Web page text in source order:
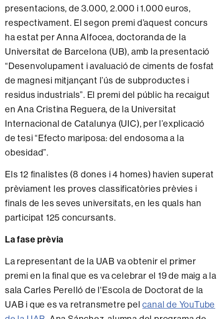
presentacions, de 3.000, 2.000 i 1.000 euros,
respectivament. El segon premi d’aquest concurs
ha estat per Anna Alfocea, doctoranda de la
Universitat de Barcelona (UB), amb la presentació
“Desenvolupament i avaluació de ciments de fosfat
de magnesi mitjançant l’ús de subproductes i
residus industrials”. El premi del públic ha recaigut
en Ana Cristina Reguera, de la Universitat
Internacional de Catalunya (UIC), per l’explicació
de tesi “Efecto mariposa: del endosoma a la
obesidad”.
Els 12 finalistes (8 dones i 4 homes) havien superat
prèviament les proves classificatòries prèvies i
finals de les seves universitats, en les quals han
participat 125 concursants.
La fase prèvia
La representant de la UAB va obtenir el primer
premi en la final que es va celebrar el 19 de maig a la
sala Carles Perelló de l'Escola de Doctorat de la
UAB i que es va retransmetre pelcanal de YouTube